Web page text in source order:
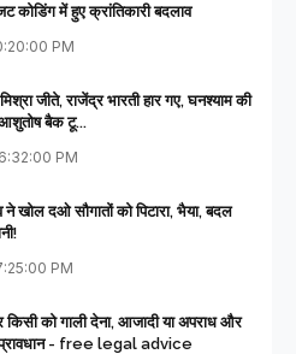
कोडिंग में हुए क्रांतिकारी बदलाव
PM
जीते, राजेंद्र भारती हार गए, घनश्याम की
बैक टू...
PM
ने खोल दओ सौगातों को पिटारा, भैया, बदल
PM
किसी को गाली देना, आजादी या अपराध और
प्रावधान - free legal advice